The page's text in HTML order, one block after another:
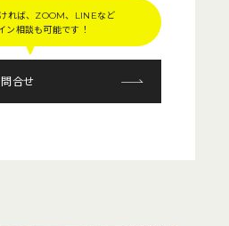
れば、ZOOM、LINEなど
ン相談も可能です！
合せ